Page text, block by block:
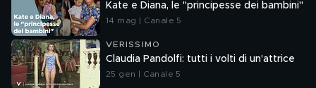
Kate e Diana, le "principesse dei bambini"
14 mag | Canale 5
VERISSIMO
Claudia Pandolfi: tutti i volti di un'attrice
25 gen | Canale 5